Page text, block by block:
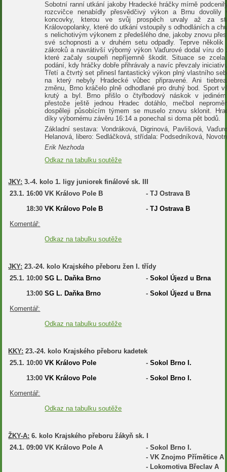
Sobotní ranní utkání jakoby Hradecké hráčky mírně
rozcvičce nenabídly přesvědčivý výkon a Brnu dovolily
koncovky, kterou ve svůj prospěch urvaly až za
Královopolanky, které do utkání vstoupily s odhodláních a
s nelichotivým výkonem z předešlého dne, jakoby znovu
své schopnosti a v druhém setu odpadly. Teprve několik
zákroků a navrátivší výborný výkon Vaďurové dodal víru do
které začaly soupeři nepříjemně škodit. Situace se
podání, kdy hráčky dobře přihrávaly a navíc převzaly
Třetí a čtvrtý set přinesl fantastický výkon plný vlastního
na který nebyly Hradecké vůbec připravené. Ani
změnu, Brno kráčelo plně odhodlané pro druhý bod. Sport
krutý a byl. Brno přišlo o čtyřbodový náskok v jediném
přestože ještě jednou Hradec dotáhlo, mečbol
dospěleji působícím týmem se muselo znovu sklonit.
díky výbornému závěru 16:14 a ponechal si doma pět bodů.
Základní sestava: Vondráková, Digrinová, Pavlišová,
Helanová, libero: Sedláčková, střídala: Podsedníková,
Erik Nezhoda
Odkaz na tabulku soutěže
JKY: 3.-4. kolo 1. ligy juniorek finálové sk. III
23.1. 16:00 VK Královo Pole B - TJ Ostrava B
18:30 VK Královo Pole B - TJ Ostrava B
Komentář:
Odkaz na tabulku soutěže
JKY: 23.-24. kolo Krajského přeboru žen I. třídy
25.1. 10:00 SG L. Daňka Brno - Sokol Újezd u Brna
13:00 SG L. Daňka Brno - Sokol Újezd u Brna
Komentář:
Odkaz na tabulku soutěže
KKY: 23.-24. kolo Krajského přeboru kadetek
25.1. 10:00 VK Královo Pole - Sokol Brno I.
13:00 VK Královo Pole - Sokol Brno I.
Komentář:
Odkaz na tabulku soutěže
ŽKY-A: 6. kolo Krajského přeboru žákyň sk. I
24.1. 09:00 VK Královo Pole A - Sokol Brno I.
- VK Znojmo Přímětice A
- Lokomotiva Břeclav A